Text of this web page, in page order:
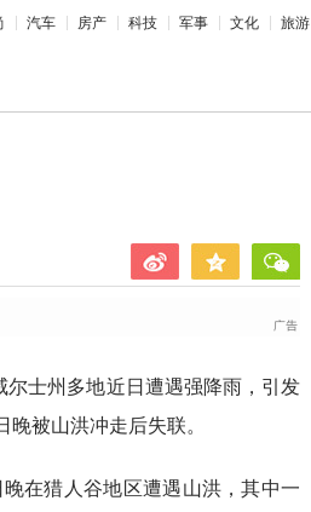
汽车 房产 科技 军事 文化 旅游
士州多地近日遭遇强降雨，引发
被山洪冲走后失联。
在猎人谷地区遭遇山洪，其中一